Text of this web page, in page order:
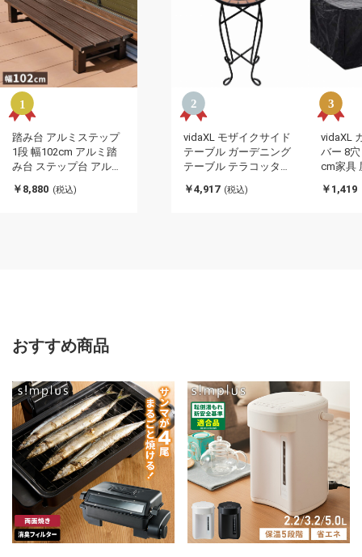
踏み台 アルミステップ
1段 幅102cm アルミ踏
み台 ステップ台 アルミ
チ 長椅子 椅子 アルミス
￥8,880 (税込)
vidaXL モザイクサイド
テーブル ガーデニング
テーブル テラコッタホ
デン ガーデニング 植物
￥4,917 (税込)
vidaXL
バー 8穴
cm家具
引不可)
￥1,419
おすすめ商品